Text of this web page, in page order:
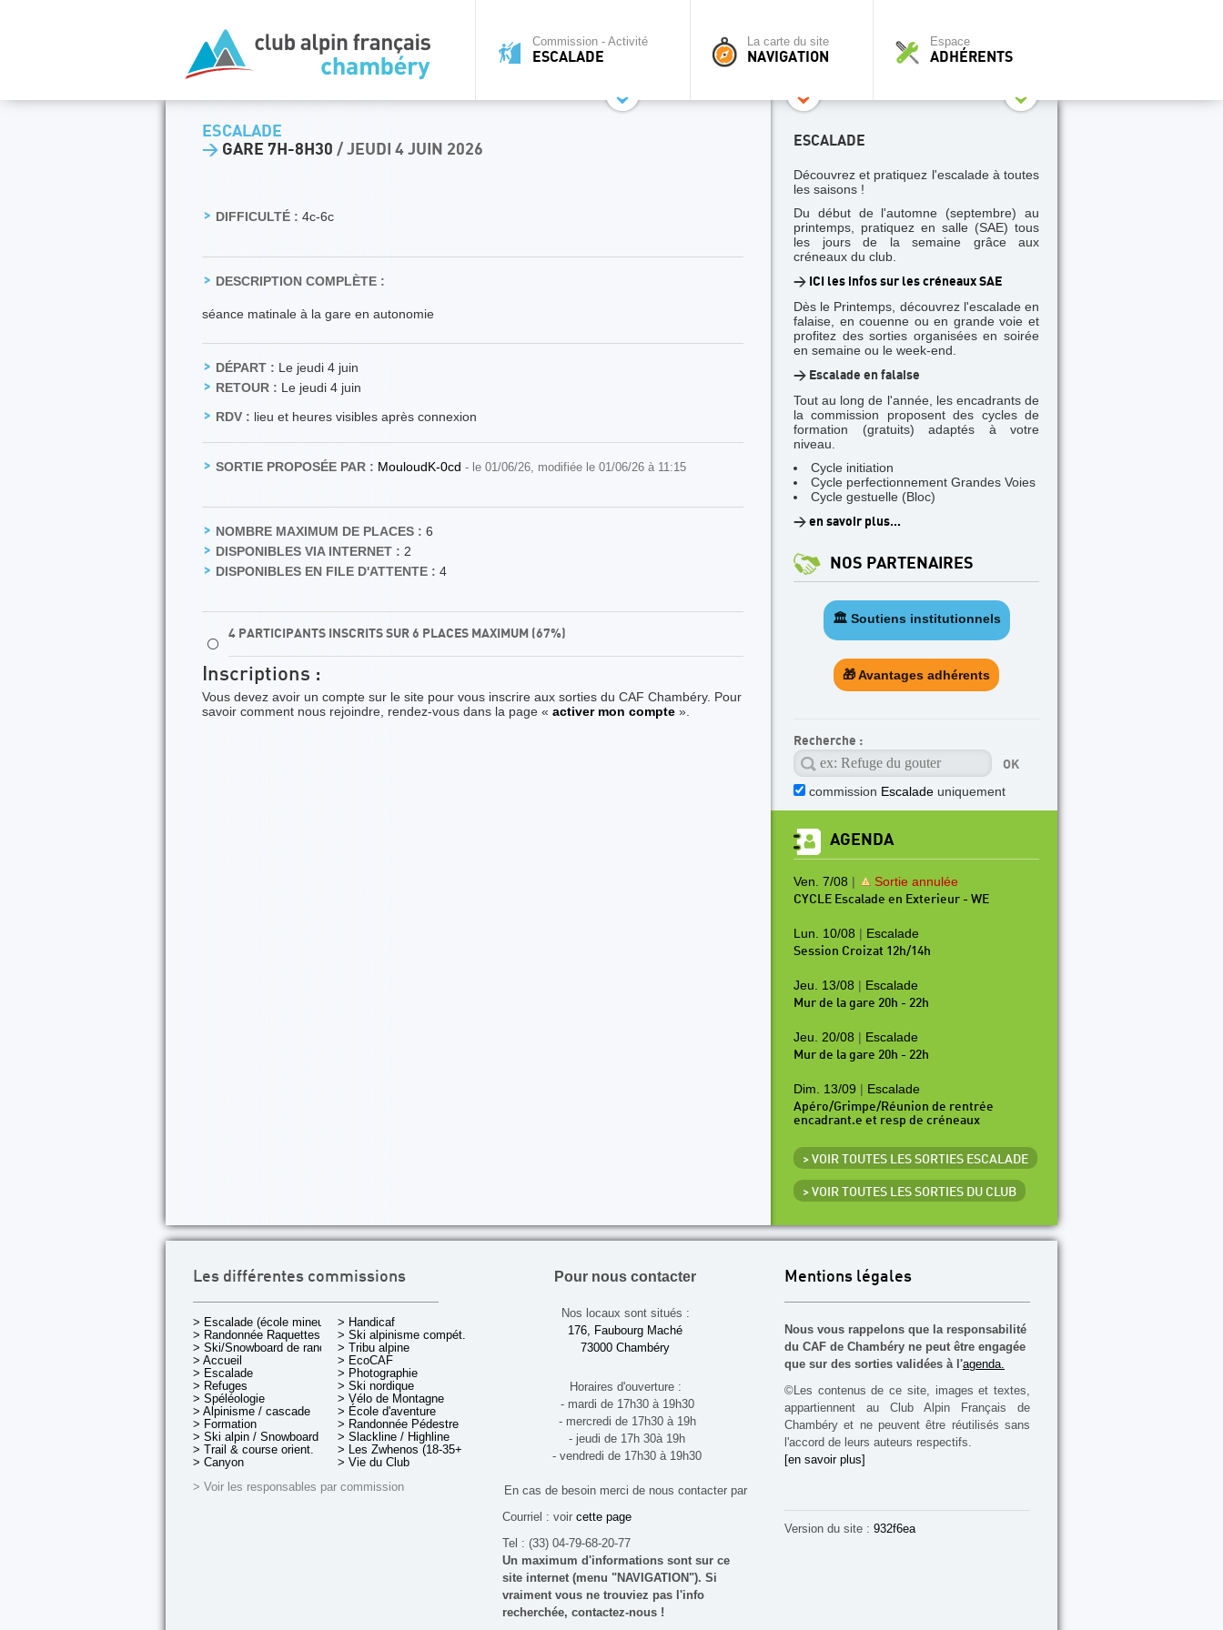
Commission - Activité
ESCALADE
La carte du site
NAVIGATION
Espace
ADHÉRENTS
ESCALADE
> GARE 7H-8H30 / JEUDI 4 JUIN 2026
DIFFICULTÉ : 4c-6c
DESCRIPTION COMPLÈTE :
séance matinale à la gare en autonomie
DÉPART : Le jeudi 4 juin
RETOUR : Le jeudi 4 juin
RDV : lieu et heures visibles après connexion
SORTIE PROPOSÉE PAR : MouloudK-0cd - le 01/06/26, modifiée le 01/06/26 à 11:15
NOMBRE MAXIMUM DE PLACES : 6
DISPONIBLES VIA INTERNET : 2
DISPONIBLES EN FILE D'ATTENTE : 4
⚪
4 PARTICIPANTS INSCRITS SUR 6 PLACES MAXIMUM (67%)
Inscriptions :
Vous devez avoir un compte sur le site pour vous inscrire aux sorties du CAF Chambéry. Pour
savoir comment nous rejoindre, rendez-vous dans la page « activer mon compte ».
ESCALADE
Découvrez et pratiquez l'escalade à toutes
les saisons !
Du début de l'automne (septembre) au
printemps, pratiquez en salle (SAE) tous
les jours de la semaine grâce aux
créneaux du club.
> ICI les infos sur les créneaux SAE
Dès le Printemps, découvrez l'escalade en
falaise, en couenne ou en grande voie et
profitez des sorties organisées en soirée
en semaine ou le week-end.
> Escalade en falaise
Tout au long de l'année, les encadrants de
la commission proposent des cycles de
formation (gratuits) adaptés à votre
niveau.
Cycle initiation
Cycle perfectionnement Grandes Voies
Cycle gestuelle (Bloc)
> en savoir plus...
NOS PARTENAIRES
🏛️ Soutiens institutionnels
🎁 Avantages adhérents
Recherche :
commission Escalade uniquement
AGENDA
Ven. 7/08 | Sortie annulée
CYCLE Escalade en Exterieur - WE
Lun. 10/08 | Escalade
Session Croizat 12h/14h
Jeu. 13/08 | Escalade
Mur de la gare 20h - 22h
Jeu. 20/08 | Escalade
Mur de la gare 20h - 22h
Dim. 13/09 | Escalade
Apéro/Grimpe/Réunion de rentrée
encadrant.e et resp de créneaux
> VOIR TOUTES LES SORTIES ESCALADE
> VOIR TOUTES LES SORTIES DU CLUB
Les différentes commissions
> Escalade (école mineurs)
> Randonnée Raquettes
> Ski/Snowboard de rando.
> Accueil
> Escalade
> Refuges
> Spéléologie
> Alpinisme / cascade
> Formation
> Ski alpin / Snowboard
> Trail & course orient.
> Canyon
> Handicaf
> Ski alpinisme compét.
> Tribu alpine
> EcoCAF
> Photographie
> Ski nordique
> Vélo de Montagne
> École d'aventure
> Randonnée Pédestre
> Slackline / Highline
> Les Zwhenos (18-35+ ans)
> Vie du Club
> Voir les responsables par commission
Pour nous contacter
Nos locaux sont situés :
176, Faubourg Maché
73000 Chambéry
Horaires d'ouverture :
- mardi de 17h30 à 19h30
- mercredi de 17h30 à 19h
- jeudi de 17h 30à 19h
- vendredi de 17h30 à 19h30
En cas de besoin merci de nous contacter par
Courriel : voir cette page
Tel : (33) 04-79-68-20-77
Un maximum d'informations sont sur ce
site internet (menu "NAVIGATION"). Si
vraiment vous ne trouviez pas l'info
recherchée, contactez-nous !
Mentions légales
Nous vous rappelons que la responsabilité
du CAF de Chambéry ne peut être engagée
que sur des sorties validées à l'agenda.
©Les contenus de ce site, images et textes,
appartiennent au Club Alpin Français de
Chambéry et ne peuvent être réutilisés sans
l'accord de leurs auteurs respectifs.
[en savoir plus]
Version du site : 932f6ea